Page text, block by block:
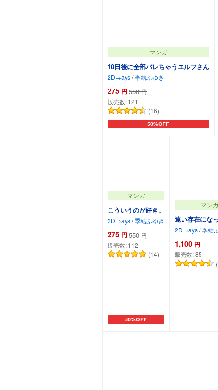
マンガ
10日後に全部バレちゃうエルフさん
2D→ays/季結ふゆき
275 円 550 円
販売数: 121
(16)
50%OFF
カートに追加
マンガ
こういうのが好き。
2D→ays/季結ふゆき
275 円 550 円
販売数: 112
(14)
50%OFF
カートに追加
マンガ
遠い存在にな
2D→ays/季結
1,100 円
販売数:85